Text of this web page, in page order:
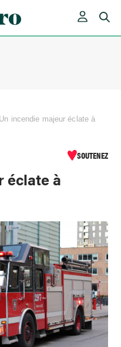
Un incendie majeur éclate à
SOUTENEZ
éclate à